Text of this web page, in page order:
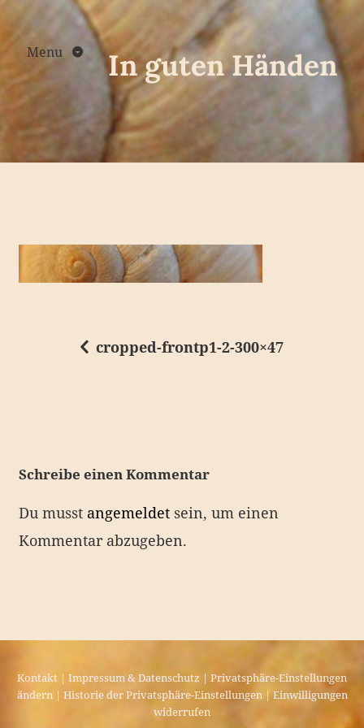
Skip
to
contentMenu In guten Händen
r
a
s
g
cropped-frontp1-2-300×47
Schreibe einen Kommentar
Du musst angemeldetsein, um einen
Kommentar abzugeben.
Kontakt | Impressum & Datenschutz | Privatsphäre-Einstellungen
ändern| Historie der Privatsphäre-Einstellungen| Einwilligungen
widerrufen